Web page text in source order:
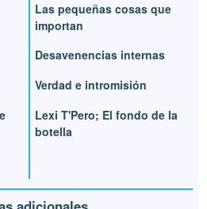
Las pequeñas cosas que
importan
Desavenencias internas
Verdad e intromisión
Lexi T'Pero; El fondo de la
botella